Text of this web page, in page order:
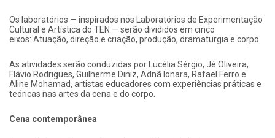
Os laboratórios — inspirados nos Laboratórios de Experimentação
Cultural e Artística do TEN — serão divididos em cinco
eixos: Atuação, direção e criação, produção, dramaturgia e corpo.
As atividades serão conduzidas por Lucélia Sérgio, Jé Oliveira,
Flávio Rodrigues, Guilherme Diniz, Adnã Ionara, Rafael Ferro e
Aline Mohamad, artistas educadores com experiências práticas e
teóricas nas artes da cena e do corpo.
Cena contemporânea